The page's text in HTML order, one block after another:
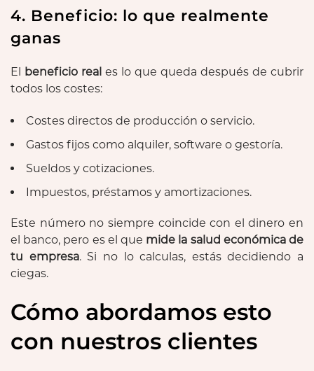
4. Beneficio: lo que realmente
ganas
El beneficio real es lo que queda después de cubrir
todos los costes:
Costes directos de producción o servicio.
Gastos fijos como alquiler, software o gestoría.
Sueldos y cotizaciones.
Impuestos, préstamos y amortizaciones.
Este número no siempre coincide con el dinero en
el banco, pero es el que mide la salud económica de
tu empresa. Si no lo calculas, estás decidiendo a
ciegas.
Cómo abordamos esto
con nuestros clientes